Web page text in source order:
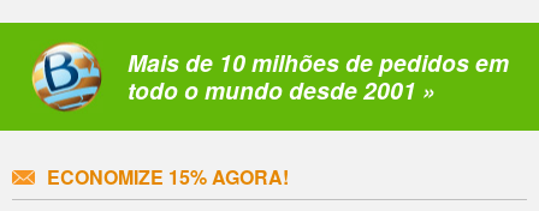
Mais de 10 milhões de pedidos em
todo o mundo desde 2001 »
ECONOMIZE 15% AGORA!